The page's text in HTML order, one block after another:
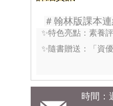
＃翰林版課本
✨特色亮點：素養
✨隨書贈送：「資
時間：